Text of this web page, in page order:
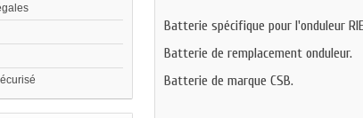
Batterie spécifique pour l'onduleur
Batterie de remplacement onduleur.
Batterie de marque CSB.